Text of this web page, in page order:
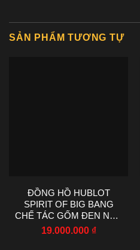
SẢN PHẨM TƯƠNG TỰ
ĐỒNG HỒ HUBLOT
SPIRIT OF BIG BANG
CHẾ TÁC GỐM ĐEN NHÀ
MÁY AAA 42MM
19.000.000 ₫